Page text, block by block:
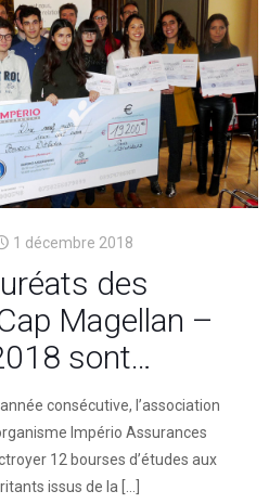
1 décembre 2018
des
Magellan –
sont…
consécutive, l’association
Império Assurances
12 bourses d’études aux
issus de la[…]